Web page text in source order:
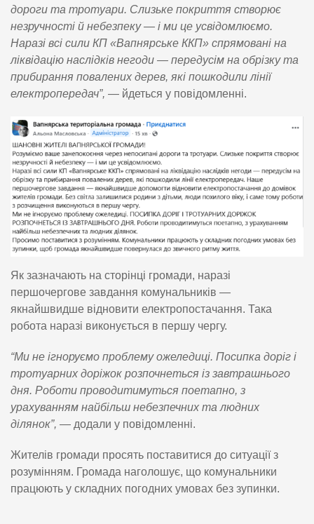
дороги та тротуари. Слизьке покриття створює
незручності й небезпеку — і ми це усвідомлюємо.
Наразі всі сили КП «Вапнярське ККП» спрямовані на
ліквідацію наслідків негоди — передусім на обрізку та
прибирання повалених дерев, які пошкодили лінії
електропередач”, — йдеться у повідомленні.
Як зазначають на сторінці громади, наразі
першочергове завдання комунальників —
якнайшвидше відновити електропостачання. Така
робота наразі виконується в першу чергу.
“Ми не ігноруємо проблему ожеледиці. Посипка доріг і
тротуарних доріжок розпочнеться із завтрашнього
дня. Роботи проводитимуться поетапно, з
урахуванням найбільш небезпечних та людних
ділянок”, — додали у повідомленні.
Жителів громади просять поставитися до ситуації з
розумінням. Громада наголошує, що комунальники
працюють у складних погодних умовах без зупинки.